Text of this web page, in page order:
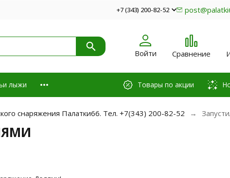
+7 (343) 200-82-52
Войти Сравнение
лыжи Товары по акции
снаряжения Палатки66. Тел. +7(343) 200-82-52